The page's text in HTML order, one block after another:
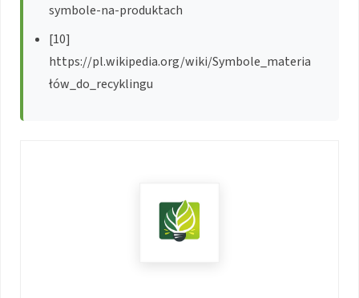
symbole-na-produktach
[10]
https://pl.wikipedia.org/wiki/Symbole_materia
łów_do_recyklingu